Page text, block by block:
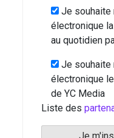
Je souhaite
électronique
au quotidien
Je souhaite
électronique
de YC Media
Liste des